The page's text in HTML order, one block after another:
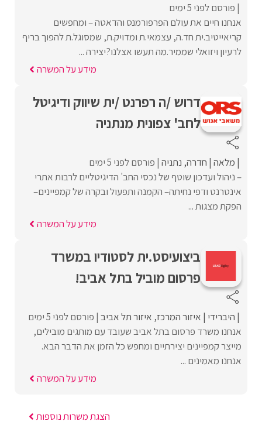
פורסם לפני 5 ימים
אנחנו חיים את עולם הפרפורמנס והדאטה – ומחפשים
קריאייטיב.ית חד.ה, עצמאי.ת ומדויק.ת, שמסוגל.ת להפוך בריף
לרעיון ויזואלי שממיר.מה תעשו אצלנו?יצירה ...
מידע על המשרה
דרוש /ה רפרנט /ית שיווק ודיגיטל
לחב' צפונית מנתניה
מלאה חדרה נתניה פורסם לפני 5 ימים
– ניהול ועדכון שוטף של נכסי החב' הדיגיטליים לרבות אתרי
אינטרנט ודפי נחיתה– הקמנה ותפעול ובקרה של קמפיינים–
הפקת מצגות ...
מידע על המשרה
ביצועיסט.ית לסטודיו במשרד
פרסום מוביל בתל אביב!
היברידי איזור המרכז איזור תל אביב פורסם לפני 5 ימים
אנחנו משרד פרסום בתל אביב שעובד עם מותגים מובילים,
מייצר קמפיינים יצירתיים ומחפש כל הזמן את הדבר הבא.
אנחנו מאמינים ...
מידע על המשרה
הצגת משרות נוספות